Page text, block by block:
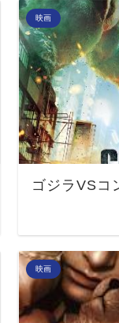
映画
ゴジラVSコ
映画